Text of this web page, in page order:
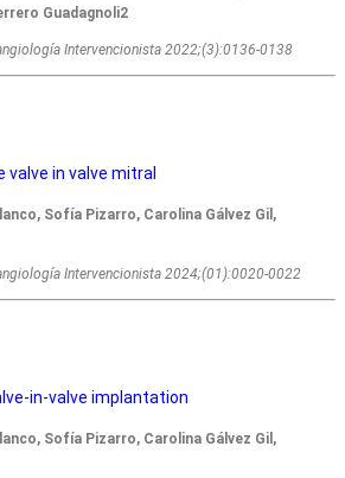
Guadagnoli2
Intervencionista 2022;(3):0136-0138
valve in valve mitral
Sofía Pizarro, Carolina Gálvez Gil,
Intervencionista 2024;(01):0020-0022
in-valve implantation
Sofía Pizarro, Carolina Gálvez Gil,